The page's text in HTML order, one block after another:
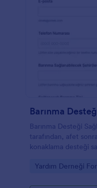
Barınma
Barınma Desteği
tarafından, afet
konaklama desteği
Go to Category:
Yardım Derneği